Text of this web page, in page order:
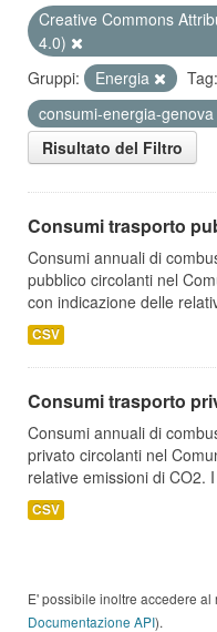
Creative Commons
4.0)
Gruppi:
Energia Tag:
consumi-energia-genova
Risultato del Filtro
Consumi trasporto
Consumi annuali di
pubblico circolanti nel
con indicazione delle
CSV
Consumi trasporto
Consumi annuali di
privato circolanti nel
relative emissioni di CO2.
CSV
E' possibile inoltre accedere al
Documentazione API).